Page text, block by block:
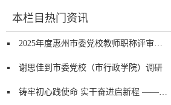
校园风光
本栏目热门资讯
2025年度惠州市委党校教师职称评审及初次职称考核认定通过人员公示
谢思佳到市委党校（市行政学院）调研
铸牢初心践使命 实干奋进启新程 ——市委党校开展庆祝中国共产党成立105周年“七一”系列活动